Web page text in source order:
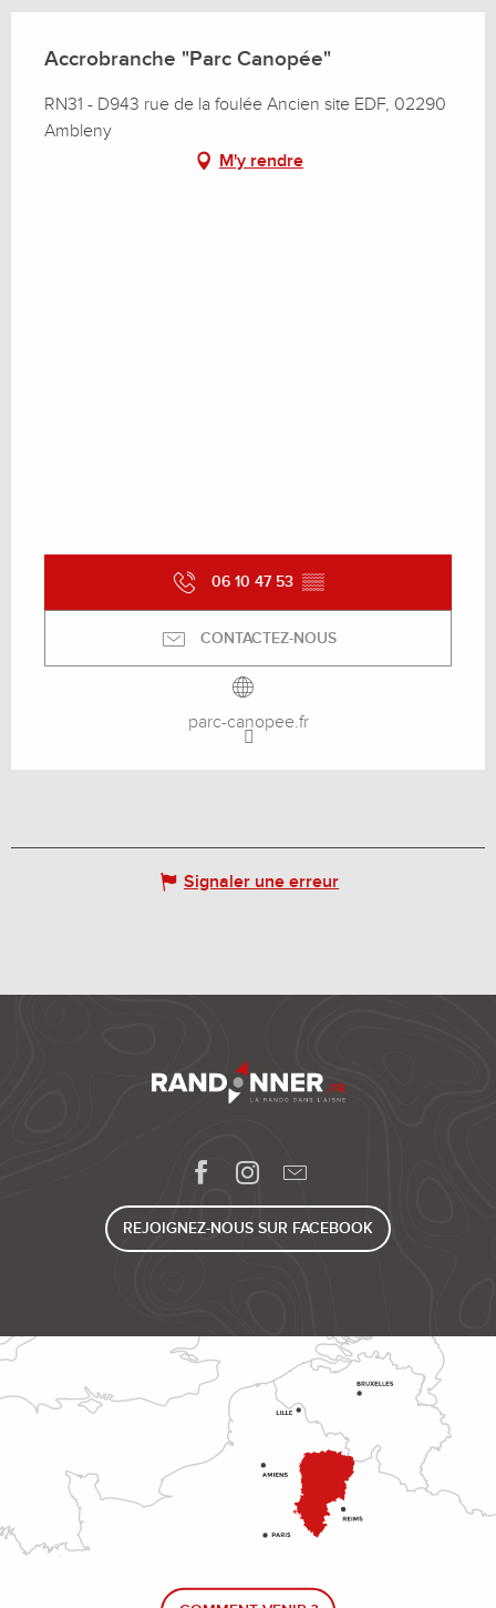
Accrobranche "Parc Canopée"
RN31 - D943 rue de la foulée Ancien site EDF, 02290
Ambleny
M'y rendre
06 10 47 53 ▒▒
CONTACTEZ-NOUS
parc-canopee.fr
Signaler une erreur
REJOIGNEZ-NOUS SUR FACEBOOK